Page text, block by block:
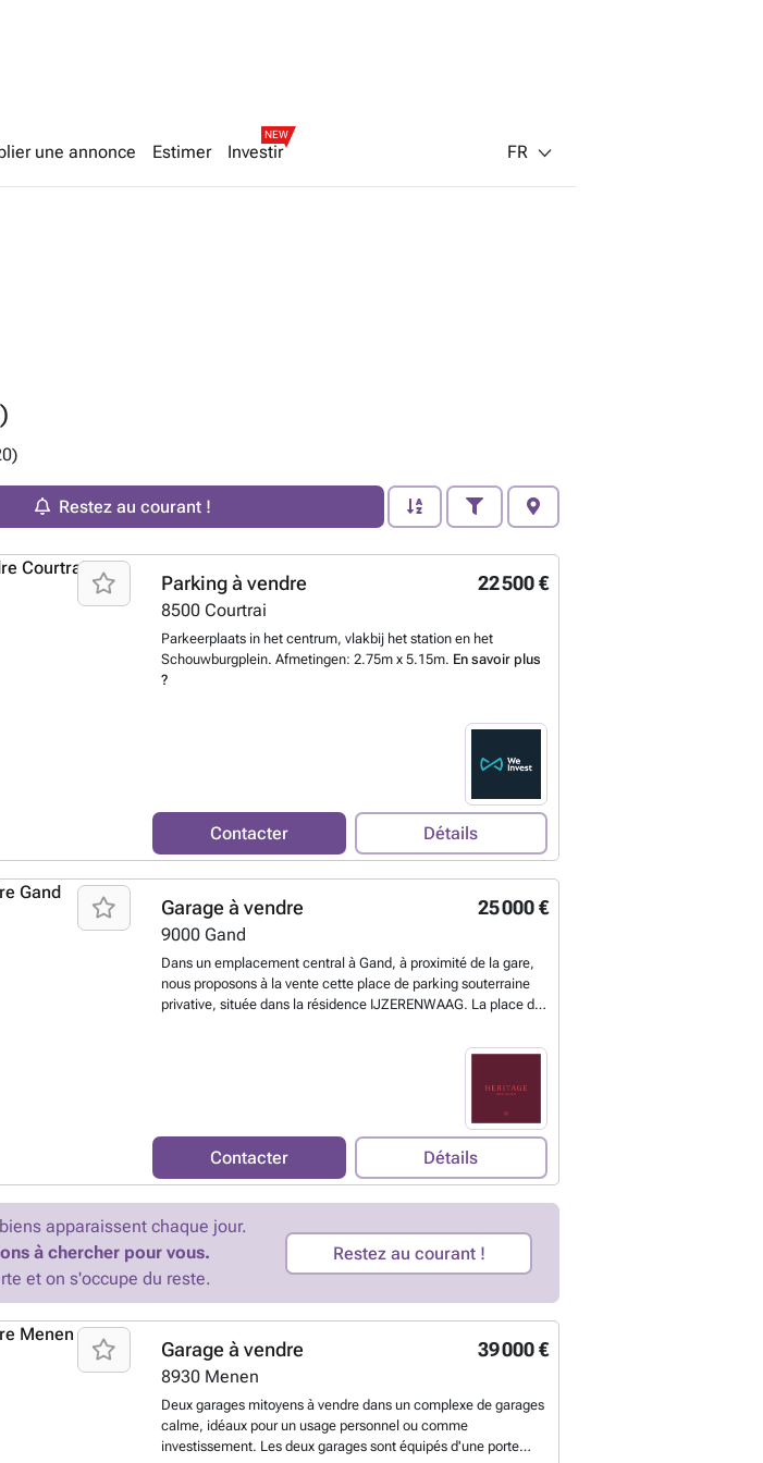
une annonce Estimer Investir
NEW
FR
Restez au courant !
22 500 €
Parking à vendre
8500 Courtrai
Parkeerplaats in het centrum, vlakbij het station en het
Schouwburgplein. Afmetingen: 2.75m x 5.15m. En savoir plus
?
Contacter Détails
25 000 €
Garage à vendre
9000 Gand
Dans un emplacement central à Gand, à proximité de la gare,
nous proposons à la vente cette place de parking souterraine
privative, située dans la résidence IJZERENWAAG. La place de
CARACTÉRISTIQUES : • Identification : numéro 15 • Situation :
facilement accessible • Emplacement idéal à proximité de la
gare Cette place de parking dans un emplacement de choix
vous intéresse ? N'hésitez pas à nous contacter pour plus
d'informations. Simon ### ou ###
En savoir plus ?
Contacter Détails
apparaissent chaque jour.
à chercher pour vous.
et on s'occupe du reste.
Restez au courant !
39 000 €
Garage à vendre
8930 Menen
Deux garages mitoyens à vendre dans un complexe de garages
calme, idéaux pour un usage personnel ou comme
investissement. Les deux garages sont équipés d'une porte